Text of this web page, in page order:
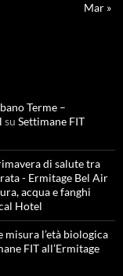
Mar »
Terme –
su Settimane FIT
di salute tra
- Ermitage Bel Air
acqua e fanghi
Hotel
l’età biologica
FIT all’Ermitage